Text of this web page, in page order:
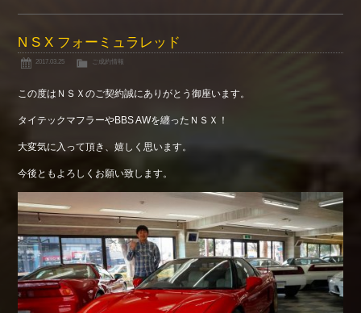
N S X フォーミュラレッド
2017.03.25 ご成約情報
この度はＮＳＸのご契約誠にありがとう御座います。
タイテックマフラーやBBS AWを纏ったＮＳＸ！
大変気に入って頂き、嬉しく思います。
今後ともよろしくお願い致します。